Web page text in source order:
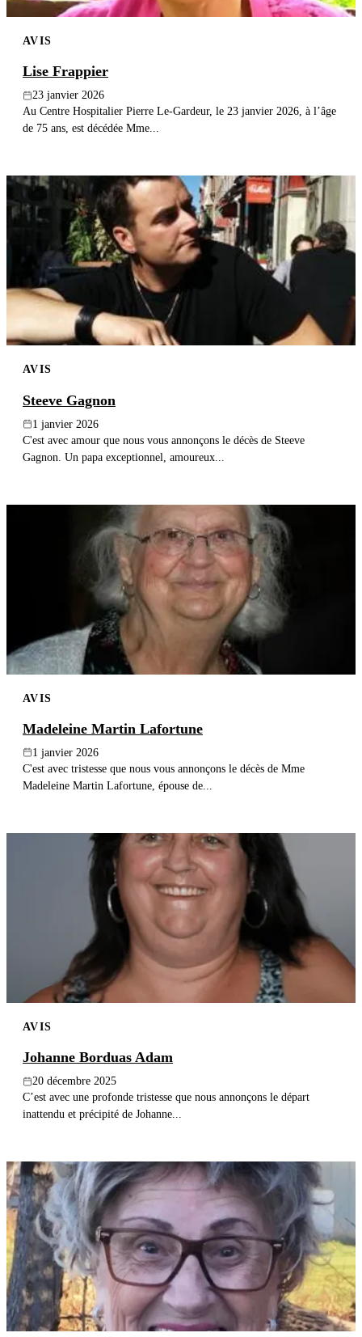
AVIS
Lise Frappier
23 janvier 2026
Au Centre Hospitalier Pierre Le-Gardeur, le 23 janvier 2026, à l’âge
de 75 ans, est décédée Mme...
AVIS
Steeve Gagnon
1 janvier 2026
C'est avec amour que nous vous annonçons le décès de Steeve
Gagnon. Un papa exceptionnel, amoureux...
AVIS
Madeleine Martin Lafortune
1 janvier 2026
C'est avec tristesse que nous vous annonçons le décès de Mme
Madeleine Martin Lafortune, épouse de...
AVIS
Johanne Borduas Adam
20 décembre 2025
C’est avec une profonde tristesse que nous annonçons le départ
inattendu et précipité de Johanne...